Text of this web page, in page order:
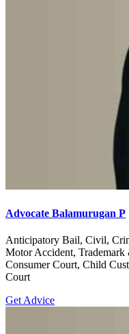
Advocate Balamurugan P
Anticipatory Bail, Civil,
Motor Accident,
Consumer Court, Child
Court
Get Advice